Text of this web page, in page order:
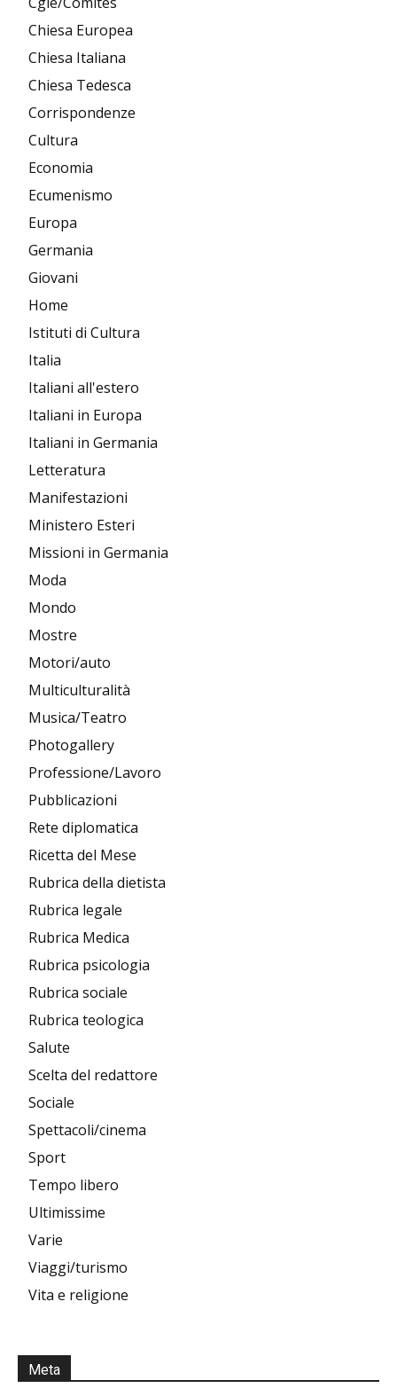
Chiesa Europea
Chiesa Italiana
Chiesa Tedesca
Corrispondenze
Cultura
Economia
Ecumenismo
Europa
Germania
Giovani
Home
Istituti di Cultura
Italia
Italiani all'estero
Italiani in Europa
Italiani in Germania
Letteratura
Manifestazioni
Ministero Esteri
Missioni in Germania
Moda
Mondo
Mostre
Motori/auto
Multiculturalità
Musica/Teatro
Photogallery
Professione/Lavoro
Pubblicazioni
Rete diplomatica
Ricetta del Mese
Rubrica della dietista
Rubrica legale
Rubrica Medica
Rubrica psicologia
Rubrica sociale
Rubrica teologica
Salute
Scelta del redattore
Sociale
Spettacoli/cinema
Sport
Tempo libero
Ultimissime
Varie
Viaggi/turismo
Vita e religione
Meta